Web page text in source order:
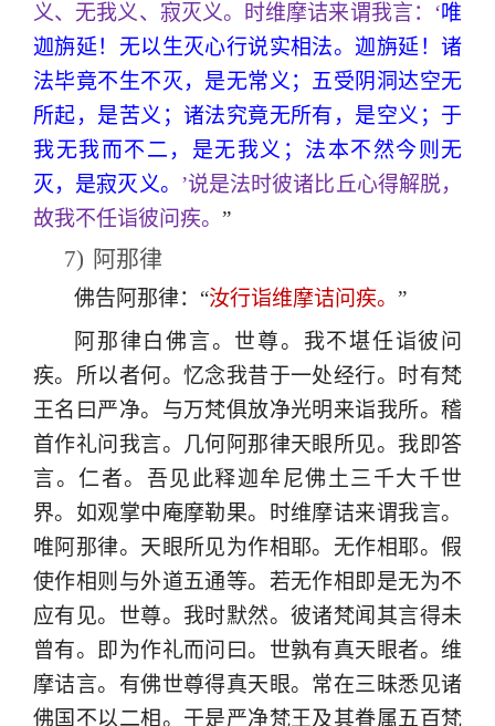
义、无我义、寂灭义。时维摩诘来谓我言：‘唯
迦旃延！无以生灭心行说实相法。迦旃延！诸
法毕竟不生不灭，是无常义；五受阴洞达空无
所起，是苦义；诸法究竟无所有，是空义；于
我无我而不二，是无我义；法本不然今则无
灭，是寂灭义。 ’说是法时彼诸比丘心得解脱，
故我不任诣彼问疾。 ”
7) 阿那律
佛告阿那律：“汝行诣维摩诘问疾。 ”
阿那律白佛言。世尊。我不堪任诣彼问
疾。所以者何。忆念我昔于一处经行。时有梵
王名曰严净。与万梵俱放净光明来诣我所。稽
首作礼问我言。几何阿那律天眼所见。我即答
言。仁者。吾见此释迦牟尼佛土三千大千世
界。如观掌中庵摩勒果。时维摩诘来谓我言。
唯阿那律。天眼所见为作相耶。无作相耶。假
使作相则与外道五通等。若无作相即是无为不
应有见。世尊。我时默然。彼诸梵闻其言得未
曾有。即为作礼而问曰。世孰有真天眼者。维
摩诘言。有佛世尊得真天眼。常在三昧悉见诸
佛国不以二相。于是严净梵王及其眷属五百梵